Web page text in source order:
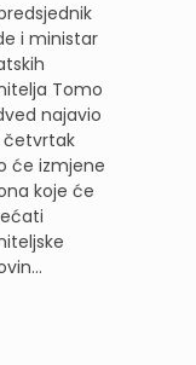
i ministar
Tomo
najavio
četvrtak
će izmjene
koje će